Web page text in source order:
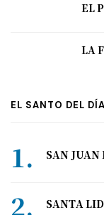
EL
LA
EL SANTO DEL DÍA
SAN
SANTA